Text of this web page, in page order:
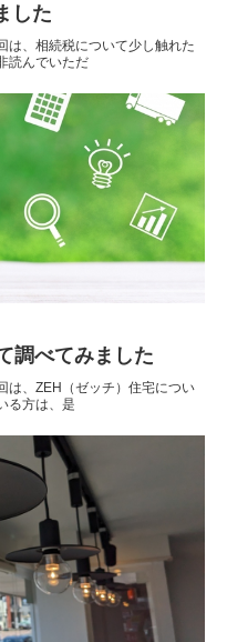
した
は、相続税について少し触れた
読んでいただ
調べてみました
は、ZEH（ゼッチ）住宅につい
る方は、是